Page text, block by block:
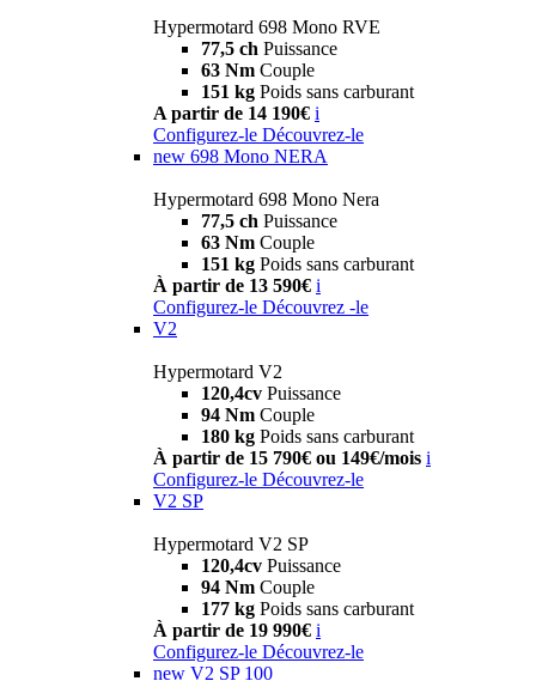
Hypermotard 698 Mono RVE
77,5 ch Puissance
63 Nm Couple
151 kg Poids sans carburant
A partir de 14 190€ i
Configurez-le Découvrez-le
new 698 Mono NERA
Hypermotard 698 Mono Nera
77,5 ch Puissance
63 Nm Couple
151 kg Poids sans carburant
À partir de 13 590€ i
Configurez-le Découvrez -le
V2
Hypermotard V2
120,4cv Puissance
94 Nm Couple
180 kg Poids sans carburant
À partir de 15 790€ ou 149€/mois i
Configurez-le Découvrez-le
V2 SP
Hypermotard V2 SP
120,4cv Puissance
94 Nm Couple
177 kg Poids sans carburant
À partir de 19 990€ i
Configurez-le Découvrez-le
new V2 SP 100